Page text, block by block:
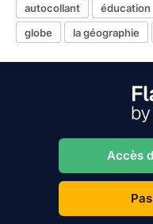
autocollant éducation
globe
la géographie
Accès